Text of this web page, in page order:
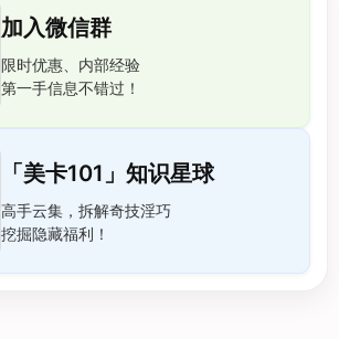
加入微信群
限时优惠、内部经验
第一手信息不错过！
「美卡101」知识星球
高手云集，拆解奇技淫巧
挖掘隐藏福利！